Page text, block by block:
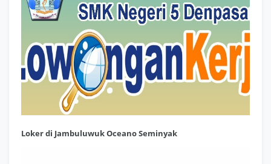
Loker di Jambuluwuk Oceano Seminyak